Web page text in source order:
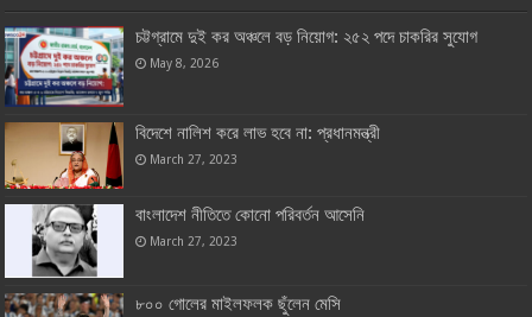
চট্টগ্রামে দুই কর অঞ্চলে বড় নিয়োগ: ২৫২ পদে চাকরির সুযোগ
May 8, 2026
বিদেশে নালিশ করে লাভ হবে না: প্রধানমন্ত্রী
March 27, 2023
বাংলাদেশ নীতিতে কোনো পরিবর্তন আসেনি
March 27, 2023
৮০০ গোলের মাইলফলক ছুঁলেন মেসি